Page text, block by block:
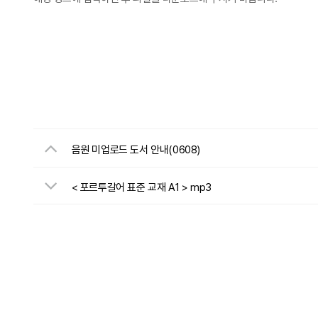
음원 미업로드 도서 안내(0608)
< 포르투갈어 표준 교재 A1 > mp3